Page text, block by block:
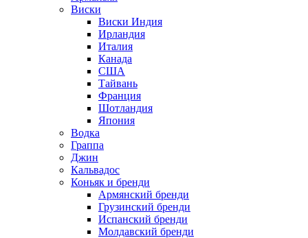
Виски
Виски Индия
Ирландия
Италия
Канада
США
Тайвань
Франция
Шотландия
Япония
Водка
Граппа
Джин
Кальвадос
Коньяк и бренди
Армянский бренди
Грузинский бренди
Испанский бренди
Молдавский бренди